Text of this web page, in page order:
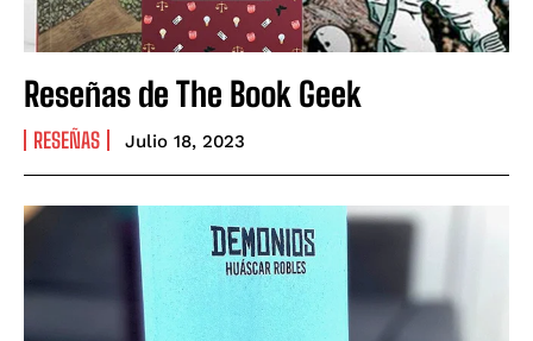
Reseñas de The Book Geek
RESEÑAS Julio 18, 2023